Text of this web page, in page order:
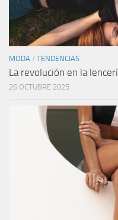
MODA / TENDENCIAS
La revolución en la
26 OCTUBRE 2025